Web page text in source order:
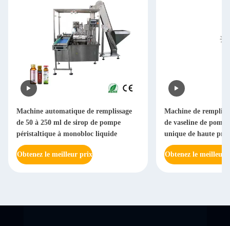
Machine automatique de remplissage
de 50 à 250 ml de sirop de pompe
péristaltique à monobloc liquide
Obtenez le meilleur prix
Machine de
de vaseline de
unique de haute
Obtenez le meilleur